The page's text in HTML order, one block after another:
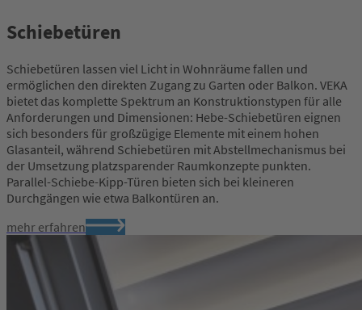
Schiebetüren
Schiebetüren lassen viel Licht in Wohnräume fallen und
ermöglichen den direkten Zugang zu Garten oder Balkon. VEKA
bietet das komplette Spektrum an Konstruktionstypen für alle
Anforderungen und Dimensionen: Hebe-Schiebetüren eignen
sich besonders für großzügige Elemente mit einem hohen
Glasanteil, während Schiebetüren mit Abstellmechanismus bei
der Umsetzung platzsparender Raumkonzepte punkten.
Parallel-Schiebe-Kipp-Türen bieten sich bei kleineren
Durchgängen wie etwa Balkontüren an.
mehr erfahren